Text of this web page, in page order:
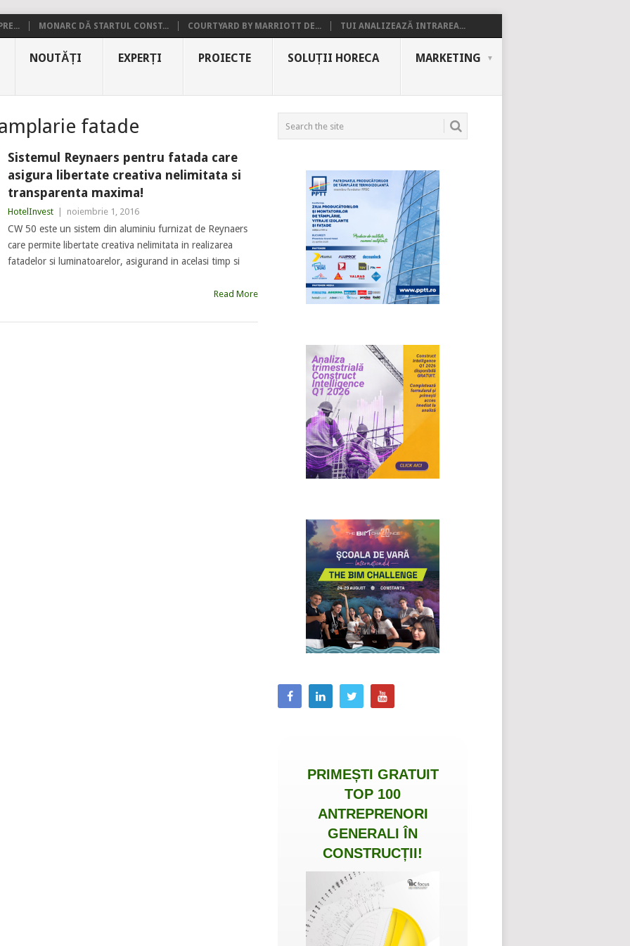
MONARC DĂ STARTUL CONST... COURTYARD BY MARRIOTT DE... TUI ANALIZEAZĂ INTRAREA...
NOUTĂȚI EXPERȚI PROIECTE SOLUȚII HORECA MARKETING
fatade
Sistemul Reynaers pentru fatada care
asigura libertate creativa nelimitata si
transparenta maxima!
HotelInvest noiembrie 1, 2016
CW 50 este un sistem din aluminiu furnizat de Reynaers
care permite libertate creativa nelimitata in realizarea
fatadelor si luminatoarelor, asigurand in acelasi timp si
Read More
PRIMEȘTI GRATUIT
TOP 100
ANTREPRENORI
GENERALI ÎN
CONSTRUCȚII!